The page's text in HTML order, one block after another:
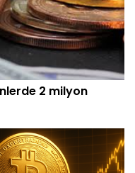
2 milyon